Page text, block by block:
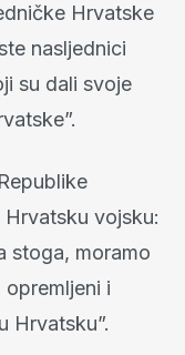
Hrvatske
nasljednici
su dali svoje
vojsku:
stoga, moramo
i
Hrvatsku”.